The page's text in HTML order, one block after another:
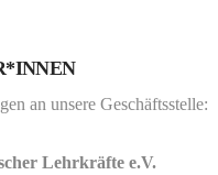
an unsere Geschäftsstelle:
Lehrkräfte e.V.